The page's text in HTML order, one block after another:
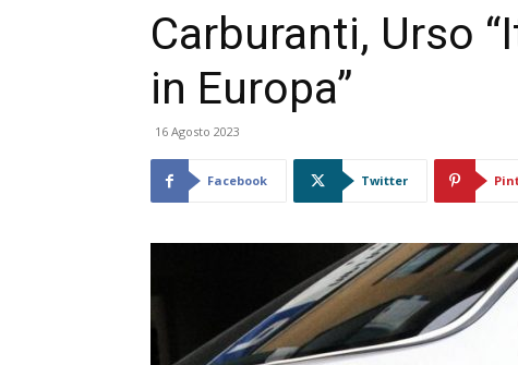
Carburanti, Urso
in Europa”
16 Agosto 2023
Facebook Twitter